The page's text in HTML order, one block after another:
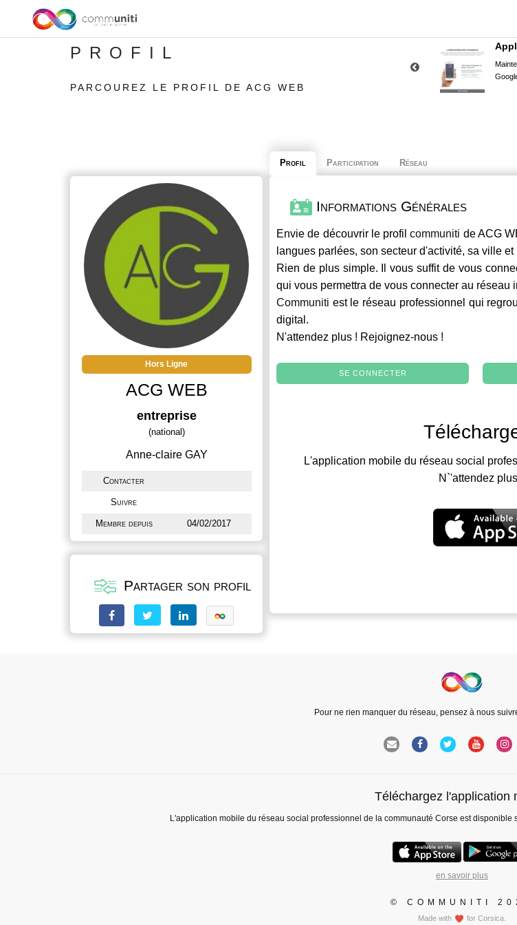
PROFIL
PARCOUREZ LE PROFIL DE ACG WEB
Hors Ligne
ACG WEB
entreprise
(national)
Anne-claire GAY
Contacter
Suivre
Membre depuis 04/02/2017
Partager son profil
Profil Participation Réseau
Informations Générales
Envie de découvrir le profilcommuniti de ACG
langues parlées, son secteur d'activité, sa ville
Rien de plus simple. Il vous suffit de vous
qui vous permettra de vous connecter au réseau
Communiti est le réseau professionnel qui
digital.
N'attendez plus ! Rejoignez-nous !
SE CONNECTER
L'application mobile du réseau social
N`'attendez
Pour ne rien manquer du réseau, pensez à nous
Téléchargez l'application
L'application mobile du réseau social professionnel de la communauté Corse est
en savoir plus
© COMMUNITI
Made with for Corsica.